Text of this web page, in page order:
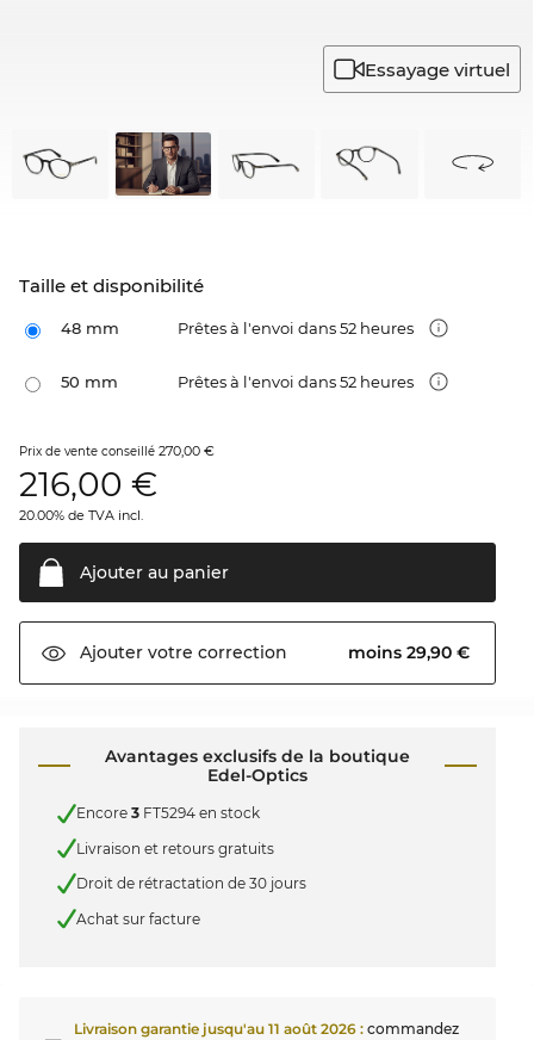
Essayage virtuel
Taille et disponibilité
48 mm Prêtes à l'envoi dans 52 heures
50 mm Prêtes à l'envoi dans 52 heures
Prix de vente conseillé 270,00 €
216,00 €
20.00% de TVA incl.
Ajouter au panier
Ajouter votre correction moins 29,90 €
Avantages exclusifs de la boutique
Edel-Optics
Encore 3 FT5294 en stock
Livraison et retours gratuits
Droit de rétractation de 30 jours
Achat sur facture
Livraison garantie jusqu'au 11 août 2026 : commandez